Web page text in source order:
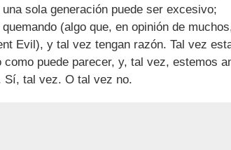
sola generación puede ser excesivo;
(algo que, en opinión de
Evil), y tal vez tengan razón. Tal vez
puede parecer, y, tal vez, estemos
Sí, tal vez. O tal vez no.